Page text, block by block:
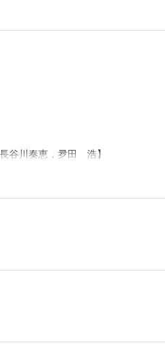
谷川奏恵，夛田 浩】
野恭幸】